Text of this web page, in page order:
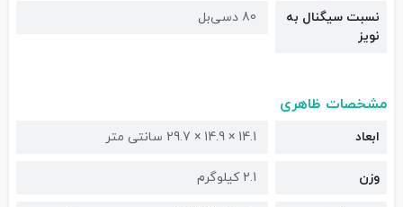
نسبت سیگنال به
نویز
80 دسی‌بل
مشخصات ظاهری
ابعاد 14.1 × 14.9 × 29.7 سانتی متر
وزن 2.1 کیلوگرم